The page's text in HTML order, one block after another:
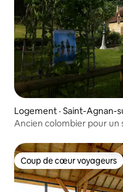
Logement · Saint-Agnan-
Ancien colombier pour un
Coup de cœur voyageurs
Coup de cœur voyageurs